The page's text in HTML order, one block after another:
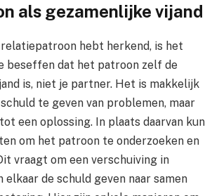
als gezamenlijke vijand
relatiepatroon hebt herkend, is het
beseffen dat het patroon zelf de
is, niet je partner. Het is makkelijk
te geven van problemen, maar
een oplossing. In plaats daarvan kun
om het patroon te onderzoeken en
vraagt om een verschuiving in
elkaar de schuld geven naar samen